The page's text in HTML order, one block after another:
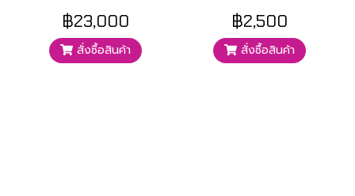
฿23,000
สั่งซื้อสินค้า
฿2,500
สั่งซื้อสินค้า